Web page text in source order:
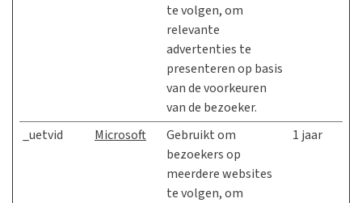
te volgen, om
relevante
advertenties te
presenteren op basis
van de voorkeuren
van de bezoeker.
_uetvid Microsoft
Gebruikt om
bezoekers op
meerdere websites
te volgen, om
1 jaar